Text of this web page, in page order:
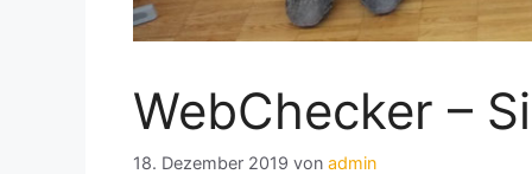
WebChecker –
18. Dezember 2019 von admin